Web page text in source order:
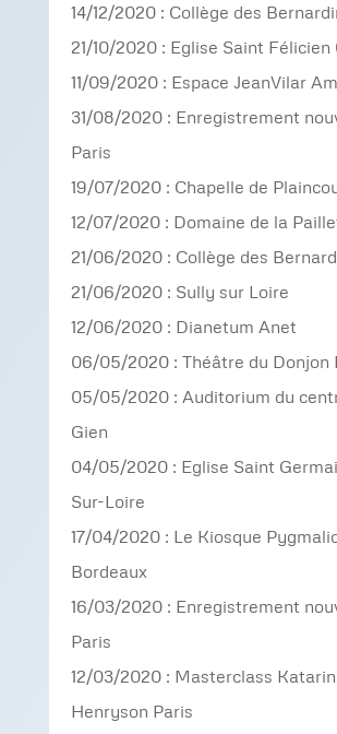
14/12/2020 : Collège des
21/10/2020 : Eglise Saint Félicien
11/09/2020 : Espace JeanVilar
31/08/2020 : Enregistrement
Paris
19/07/2020 : Chapelle de
12/07/2020 : Domaine de la
21/06/2020 : Collège des
21/06/2020 : Sully sur Loire
12/06/2020 : Dianetum Anet
06/05/2020 : Théâtre du Donjon
05/05/2020 : Auditorium du
Gien
04/05/2020 : Eglise Saint
Sur-Loire
17/04/2020 : Le Kiosque
Bordeaux
16/03/2020 : Enregistrement
Paris
12/03/2020 : Masterclass
Henryson Paris